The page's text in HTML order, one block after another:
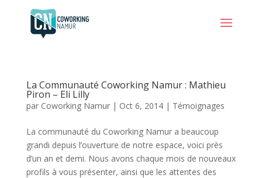
La Communauté Coworking Namur : Mathieu
Piron – Eli Lilly
par Coworking Namur| Oct 6, 2014| Témoignages
La communauté du Coworking Namur a beaucoup
grandi depuis l’ouverture de notre espace, voici près
d’un an et demi. Nous avons chaque mois de nouveaux
profils à vous présenter, ainsi que les attentes des